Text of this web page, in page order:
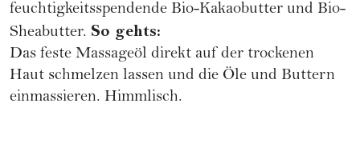
feuchtigkeitsspendende Bio-Kakaobutter und Bio-
Sheabutter. So gehts:
Das feste Massageöl direkt auf der trockenen
Haut schmelzen lassen und die Öle und Buttern
einmassieren. Himmlisch.